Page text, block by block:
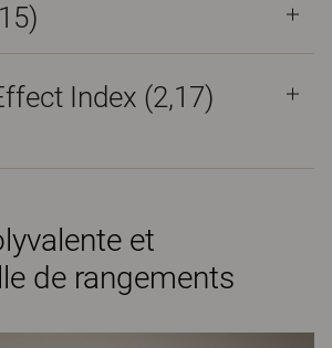
15)
Index (2,17)
et
de rangements